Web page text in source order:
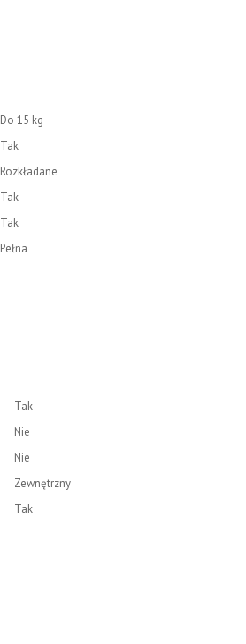
Do 15 kg
Tak
Rozkładane
Tak
Tak
Pełna
Tak
Nie
Nie
Zewnętrzny
Tak